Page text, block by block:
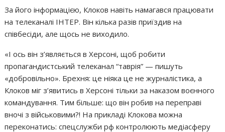
За його інформацією, Клоков навіть намагався працювати
на телеканалі ІНТЕР. Він кілька разів приїздив на
співбесіди, але щось не виходило.
«І ось він з’являється в Херсоні, щоб робити
пропагандистський телеканал “таврія” — пишуть
«добровільно». Брехня: це ніяка це не журналістика, а
Клоков міг з’явитись в Херсоні тільки за наказом воєнного
командування. Тим більше: що він робив на переправі
вночі з військовими?! На прикладі Клокова можна
переконатись: спецслужби рф контролюють медіасферу